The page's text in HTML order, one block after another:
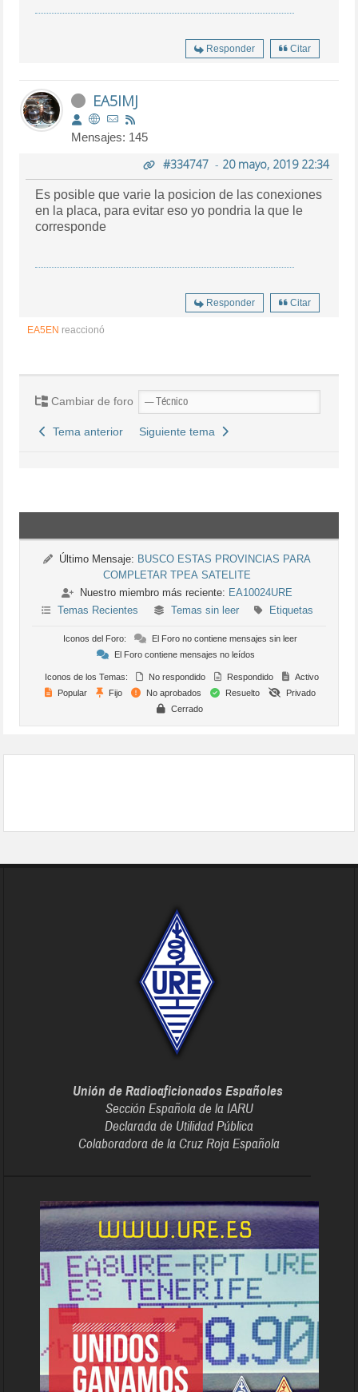
Responder Citar
EA5IMJ
Mensajes: 145
#334747- 20 mayo, 2019 22:34
Es posible que varie la posicion de las conexiones
en la placa, para evitar eso yo pondria la que le
corresponde
Responder Citar
EA5EN reaccionó
Cambiar de foro
Tema anterior Siguiente tema
Último Mensaje: BUSCO ESTAS PROVINCIAS PARA
COMPLETAR TPEA SATELITE
Nuestro miembro más reciente: EA10024URE
Temas Recientes
Temas sin leer Etiquetas
Iconos del Foro:
El Foro no contiene mensajes sin leer
El Foro contiene mensajes no leídos
Iconos de los Temas: No respondido Respondido
Activo
Popular
Fijo No aprobados Resuelto
Privado
Cerrado
Unión de Radioaficionados Españoles
Sección Española de la IARU
Declarada de Utilidad Pública
Colaboradora de la Cruz Roja Española